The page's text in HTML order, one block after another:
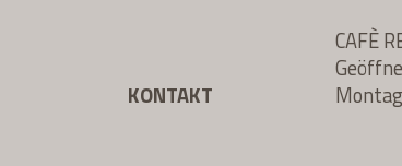
KONTAKT
CAFÈ